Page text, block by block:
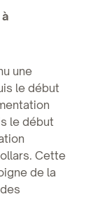
une
le début
le début
Cette
de la